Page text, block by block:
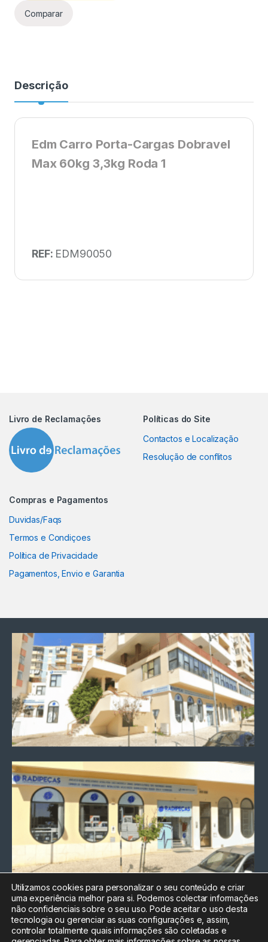
Comparar
Descrição
Edm Carro Porta-Cargas Dobravel
Max 60kg 3,3kg Roda 1
REF: EDM90050
Livro de Reclamações
Políticas do Site
Contactos e Localização
Resolução de conflitos
Compras e Pagamentos
Duvidas/Faqs
Termos e Condiçoes
Política de Privacidade
Pagamentos, Envio e Garantia
Chamada para a rede fixa
nacional
Electrónica:212
Utilizamos cookies para personalizar o seu conteúdo e criar
uma experiência melhor para si. Podemos colectar informações
não confidenciais sobre o seu uso. Pode aceitar o uso desta
tecnologia ou gerenciar as suas configurações e, assim,
controlar totalmente quais informações são coletadas e